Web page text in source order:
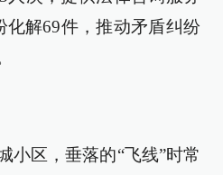
化解69件，推动矛盾纠纷
小区，垂落的“飞线”时常